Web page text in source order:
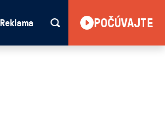
Reklama POČÚVAJTE